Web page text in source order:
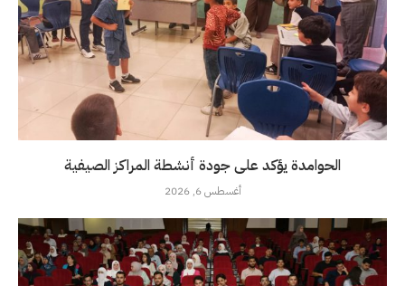
الحوامدة يؤكد على جودة أنشطة المراكز الصيفية
أغسطس 6, 2026